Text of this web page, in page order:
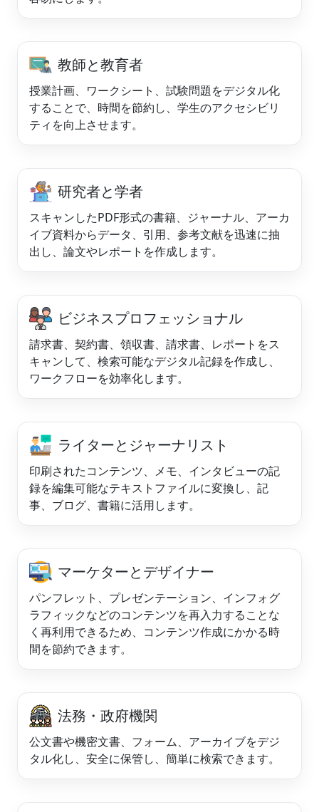
教師と教育者
授業計画、ワークシート、試験問題をデジタル化
することで、時間を節約し、学生のアクセシビリ
ティを向上させます。
研究者と学者
スキャンしたPDF形式の書籍、ジャーナル、アーカ
イブ資料からデータ、引用、参考文献を迅速に抽
出し、論文やレポートを作成します。
ビジネスプロフェッショナル
請求書、契約書、領収書、請求書、レポートをス
キャンして、検索可能なデジタル記録を作成し、
ワークフローを効率化します。
ライターとジャーナリスト
印刷されたコンテンツ、メモ、インタビューの記
録を編集可能なテキストファイルに変換し、記
事、ブログ、書籍に活用します。
マーケターとデザイナー
パンフレット、プレゼンテーション、インフォグ
ラフィックなどのコンテンツを再入力することな
く再利用できるため、コンテンツ作成にかかる時
間を節約できます。
法務・政府機関
公文書や機密文書、フォーム、アーカイブをデジ
タル化し、安全に保管し、簡単に検索できます。